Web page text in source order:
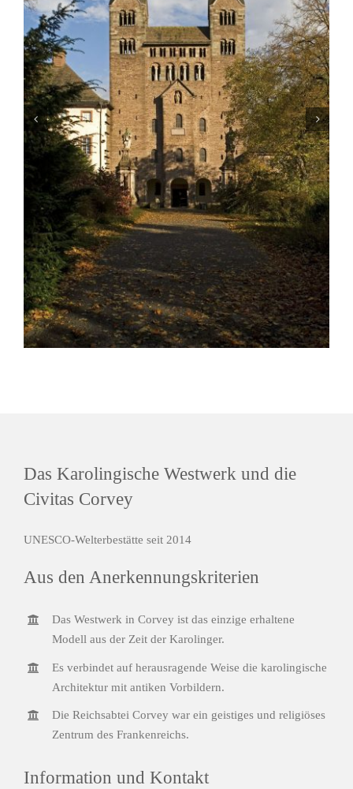
Das Karolingische Westwerk und die
Civitas Corvey
UNESCO-Welterbestätte seit 2014
Aus den Anerkennungskriterien
Das Westwerk in Corvey ist das einzige erhaltene
Modell aus der Zeit der Karolinger.
Es verbindet auf herausragende Weise die karolingische
Architektur mit antiken Vorbildern.
Die Reichsabtei Corvey war ein geistiges und religiöses
Zentrum des Frankenreichs.
Information und Kontakt